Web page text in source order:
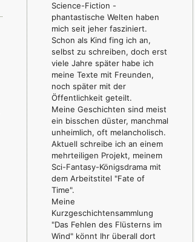
Science-Fiction -
phantastische Welten haben
mich seit jeher fasziniert.
Schon als Kind fing ich an,
selbst zu schreiben, doch erst
viele Jahre später habe ich
meine Texte mit Freunden,
noch später mit der
Öffentlichkeit geteilt.
Meine Geschichten sind meist
ein bisschen düster, manchmal
unheimlich, oft melancholisch.
Aktuell schreibe ich an einem
mehrteiligen Projekt, meinem
Sci-Fantasy-Königsdrama mit
dem Arbeitstitel "Fate of
Time".
Meine
Kurzgeschichtensammlung
"Das Fehlen des Flüsterns im
Wind" könnt Ihr überall dort